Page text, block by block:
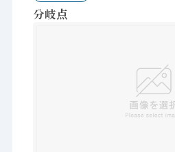
分岐点